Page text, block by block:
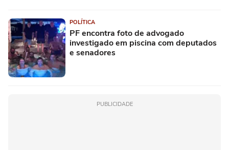
POLÍTICA
PF encontra foto de advogado
investigado em piscina com deputados
e senadores
PUBLICIDADE